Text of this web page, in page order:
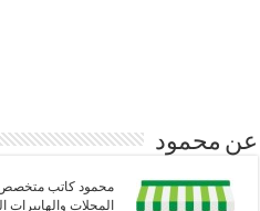
عن محمود
محمود كاتب متخصص
المحلات